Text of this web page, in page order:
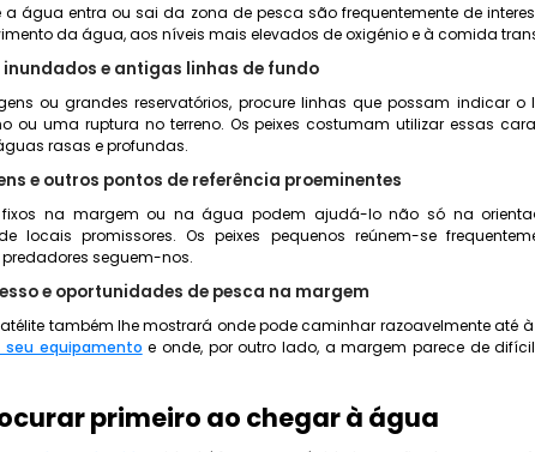
a água entra ou sai da zona de pesca são frequentemente de
da água, aos níveis mais elevados de oxigénio e à comida
inundados e antigas linhas de fundo
ou grandes reservatórios, procure linhas que possam indicar o
ou uma ruptura no terreno. Os peixes costumam utilizar essas
rasas e profundas.
e outros pontos de referência proeminentes
fixos na margem ou na água podem ajudá-lo não só na
locais promissores. Os peixes pequenos reúnem-se
predadores seguem-nos.
e oportunidades de pesca na margem
também lhe mostrará onde pode caminhar razoavelmente até
seu equipamento e onde, por outro lado, a margem parece de
primeiro ao chegar à água